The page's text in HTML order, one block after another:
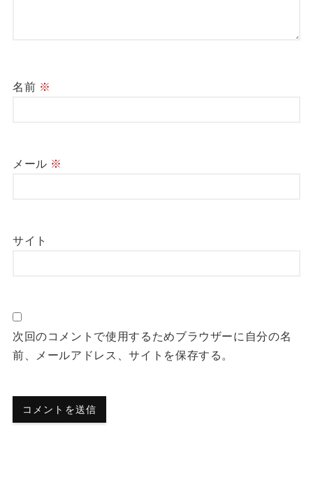
名前 ※
メール ※
サイト
次回のコメントで使用するためブラウザーに自分の名
前、メールアドレス、サイトを保存する。